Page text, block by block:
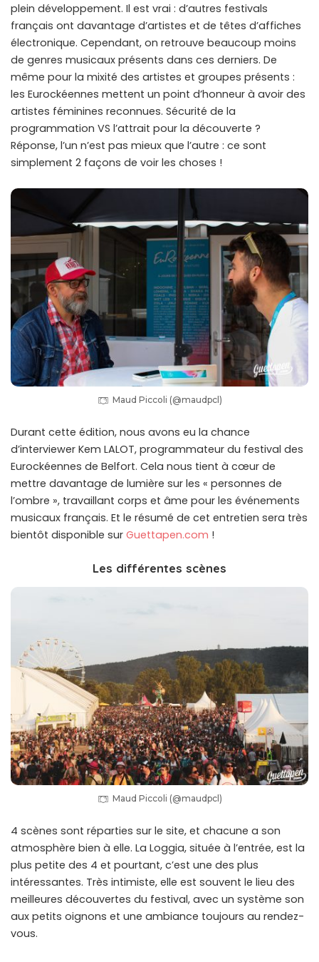
plein développement. Il est vrai : d’autres festivals
français ont davantage d’artistes et de têtes d’affiches
électronique. Cependant, on retrouve beaucoup moins
de genres musicaux présents dans ces derniers. De
même pour la mixité des artistes et groupes présents :
les Eurockéennes mettent un point d’honneur à avoir des
artistes féminines reconnues. Sécurité de la
programmation VS l’attrait pour la découverte ?
Réponse, l’un n’est pas mieux que l’autre : ce sont
simplement 2 façons de voir les choses !
Maud Piccoli (@maudpcl)
Durant cette édition, nous avons eu la chance
d’interviewer Kem LALOT, programmateur du festival des
Eurockéennes de Belfort. Cela nous tient à cœur de
mettre davantage de lumière sur les « personnes de
l’ombre », travaillant corps et âme pour les événements
musicaux français. Et le résumé de cet entretien sera très
bientôt disponible sur Guettapen.com !
Les différentes scènes
Maud Piccoli (@maudpcl)
4 scènes sont réparties sur le site, et chacune a son
atmosphère bien à elle. La Loggia, située à l’entrée, est la
plus petite des 4 et pourtant, c’est une des plus
intéressantes. Très intimiste, elle est souvent le lieu des
meilleures découvertes du festival, avec un système son
aux petits oignons et une ambiance toujours au rendez-
vous.